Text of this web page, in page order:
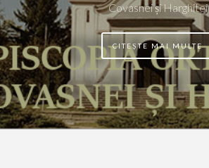
Covasnei și Harghitei
CITEȘTE MAI MULTE